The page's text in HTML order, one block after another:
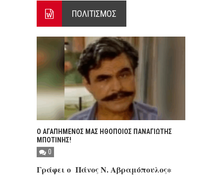
ΠΟΛΙΤΙΣΜΟΣ
Ο ΑΓΑΠΗΜΕΝΟΣ ΜΑΣ ΗΘΟΠΟΙΟΣ ΠΑΝΑΓΙΩΤΗΣ
ΜΠΟΤΙΝΗΣ!
0
Γράφει ο Πάνος Ν. Αβραμόπουλος∗